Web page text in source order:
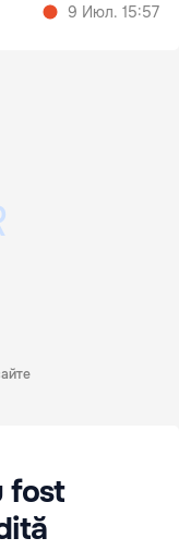
9 Июл. 15:57
fost